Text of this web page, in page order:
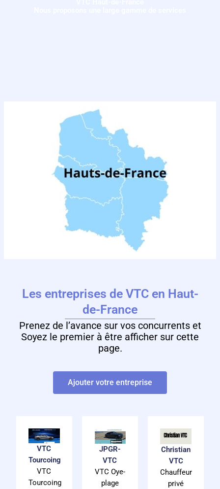
Les entreprises de VTC en Haut-
de-France
Prenez de l’avance sur vos concurrents et
Soyez le premier à être afficher sur cette
page.
Ajouter votre entreprise
VTC
Tourcoing
VTC
Tourcoing
JPGR-
VTC
VTC Oye-
plage
Christian
VTC
Chauffeur
privé